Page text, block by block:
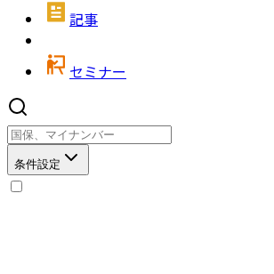
記事
セミナー
条件設定